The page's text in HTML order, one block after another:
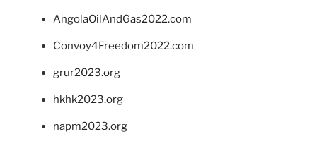
AngolaOilAndGas2022.com
Convoy4Freedom2022.com
grur2023.org
hkhk2023.org
napm2023.org